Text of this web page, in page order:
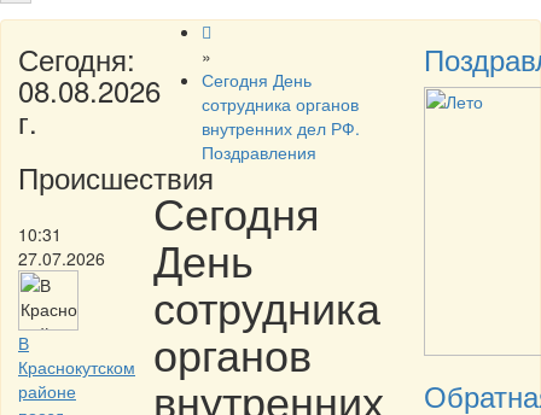
Сегодня:
08.08.2026
г.
Происшествия
10:31
27.07.2026
В
Краснокутском
районе
»
Сегодня День
сотрудника органов
внутренних дел РФ.
Поздравления
Сегодня
День
сотрудника
органов
внутренних